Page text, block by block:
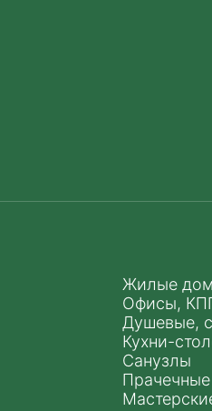
Жилые
Офисы,
Душевые,
Кухни-
Санузлы
Прачечные